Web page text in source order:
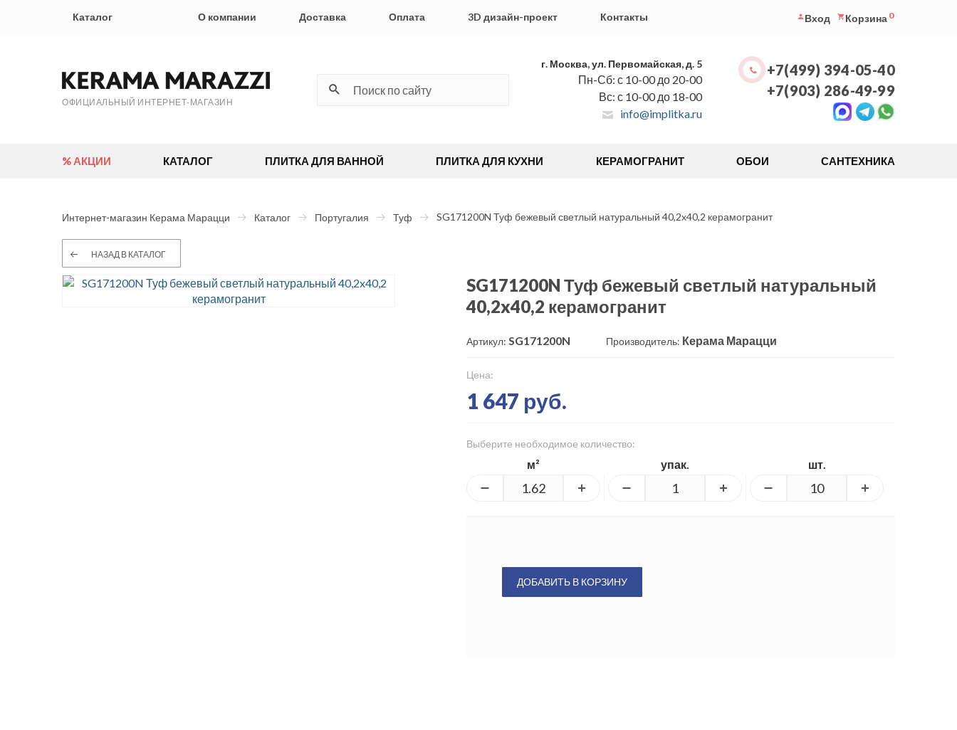
Каталог О компании Доставка Оплата 3D дизайн-проект Контакты Вход Корзина 0
ОФИЦИАЛЬНЫЙ ИНТЕРНЕТ-МАГАЗИН
г. Москва, ул. Первомайская, д. 5
Пн-Сб: с 10-00 до 20-00
Вс: с 10-00 до 18-00
info@implitka.ru
+7(499) 394-05-40
+7(903) 286-49-99
% АКЦИИ КАТАЛОГ ПЛИТКА ДЛЯ ВАННОЙ ПЛИТКА ДЛЯ КУХНИ КЕРАМОГРАНИТ ОБОИ САНТЕХНИКА
Интернет-магазин Керама Марацци Каталог Португалия Туф SG171200N Туф бежевый светлый натуральный 40,2x40,2 керамогранит
НАЗАД В КАТАЛОГ
SG171200N Туф бежевый светлый натуральный
40,2x40,2 керамогранит
Артикул: SG171200N Производитель: Керама Марацци
Цена:
1 647 руб.
Выберите необходимое количество:
м² упак. шт.
ДОБАВИТЬ В КОРЗИНУ